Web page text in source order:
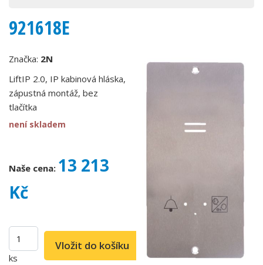
921618E
Značka: 2N
LiftIP 2.0, IP kabinová hláska,
zápustná montáž, bez
tlačítka
není skladem
Naše cena: 13 213
Kč
ks